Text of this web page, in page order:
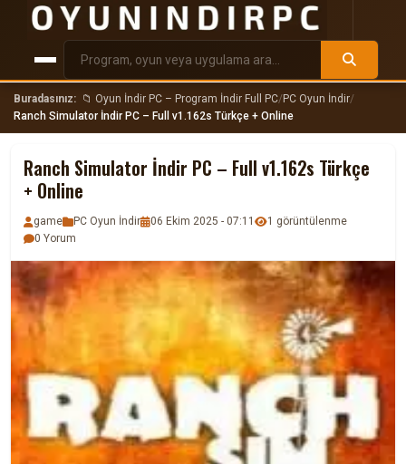
Buradasınız: 📁 Oyun İndir PC – Program İndir Full PC/PC Oyun İndir/
Ranch Simulator İndir PC – Full v1.162s Türkçe + Online
Ranch Simulator İndir PC – Full v1.162s Türkçe
+ Online
game PC Oyun İndir 06 Ekim 2025 - 07:11
1 görüntülenme
0 Yorum